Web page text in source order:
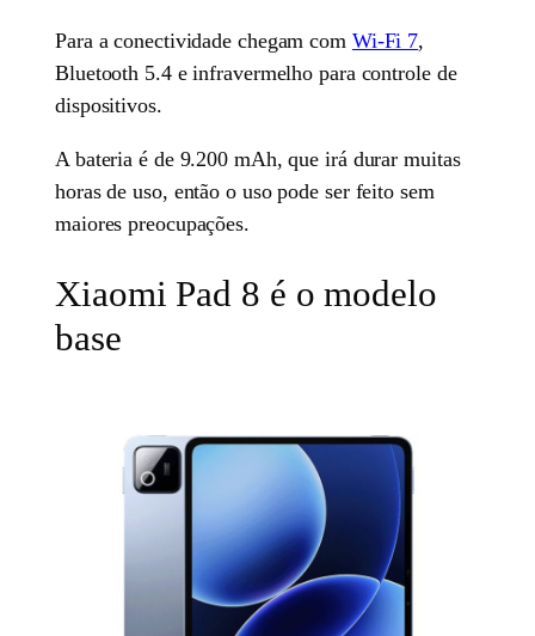
Para a conectividade chegam com Wi-Fi 7,
Bluetooth 5.4 e infravermelho para controle de
dispositivos.
A bateria é de 9.200 mAh, que irá durar muitas
horas de uso, então o uso pode ser feito sem
maiores preocupações.
Xiaomi Pad 8 é o modelo
base